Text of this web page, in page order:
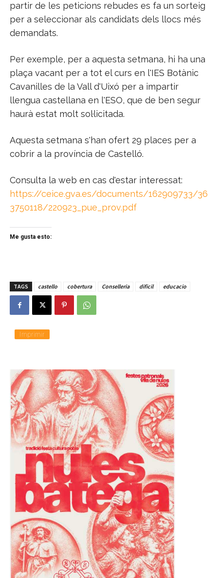
partir de les peticions rebudes es fa un sorteig
per a seleccionar als candidats dels llocs més
demandats.
Per exemple, per a aquesta setmana, hi ha una
plaça vacant per a tot el curs en l'IES Botànic
Cavanilles de la Vall d'Uixó per a impartir
llengua castellana en l'ESO, que de ben segur
haurà estat molt sol·licitada.
Aquesta setmana s'han ofert 29 places per a
cobrir a la província de Castelló.
Consulta la web en cas d'estar interessat:
https://ceice.gva.es/documents/162909733/36
3750118/220923_pue_prov.pdf
Me gusta esto:
TAGS castello cobertura Conselleria dificil educacio
Imprimir